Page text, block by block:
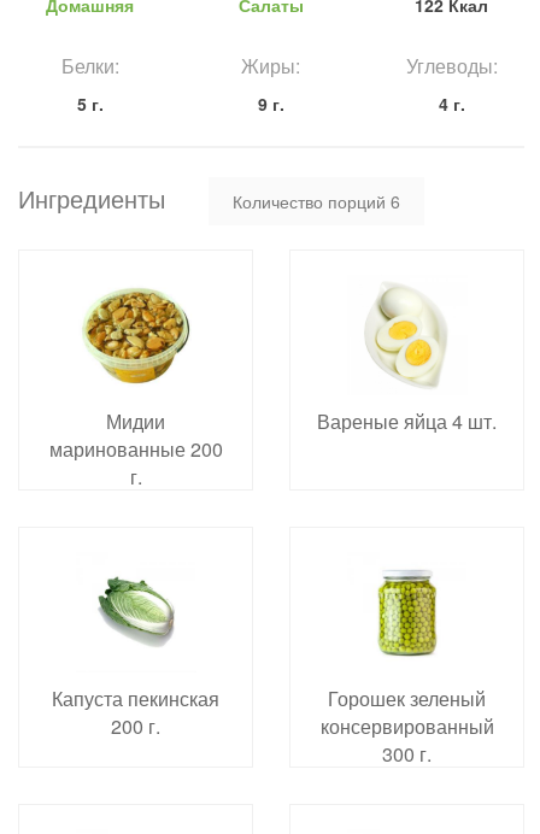
Домашняя Салаты 122 Ккал
Белки:
5 г.
Жиры:
9 г.
Углеводы:
4 г.
Ингредиенты Количество порций 6
Мидии
маринованные 200
г.
Вареные яйца 4 шт.
Капуста пекинская
200 г.
Горошек зеленый
консервированный
300 г.